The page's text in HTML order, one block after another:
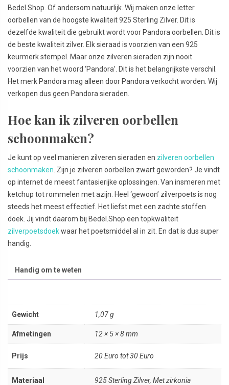
Bedel.Shop. Of andersom natuurlijk. Wij maken onze letter
oorbellen van de hoogste kwaliteit 925 Sterling Zilver. Dit is
dezelfde kwaliteit die gebruikt wordt voor Pandora oorbellen. Dit is
de beste kwaliteit zilver. Elk sieraad is voorzien van een 925
keurmerk stempel. Maar onze zilveren sieraden zijn nooit
voorzien van het woord ‘Pandora’. Dit is het belangrijkste verschil.
Het merk Pandora mag alleen door Pandora verkocht worden. Wij
verkopen dus geen Pandora sieraden.
Hoe kan ik zilveren oorbellen
schoonmaken?
Je kunt op veel manieren zilveren sieraden en zilveren oorbellen
schoonmaken . Zijn je zilveren oorbellen zwart geworden? Je vindt
op internet de meest fantasierijke oplossingen. Van insmeren met
ketchup tot rommelen met azijn. Heel ‘gewoon’ zilverpoets is nog
steeds het meest effectief. Het liefst met een zachte stoffen
doek. Jij vindt daarom bij Bedel.Shop een topkwaliteit
zilverpoetsdoekwaar het poetsmiddel al in zit. En dat is dus super
handig.
Handig om te weten
Gewicht 1,07 g
Afmetingen 12 × 5 × 8 mm
Prijs 20 Euro tot 30 Euro
Materiaal 925 Sterling Zilver, Met zirkonia